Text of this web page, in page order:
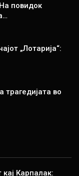
повидок
„Лотарија“:
трагедијата во
Карпалак: